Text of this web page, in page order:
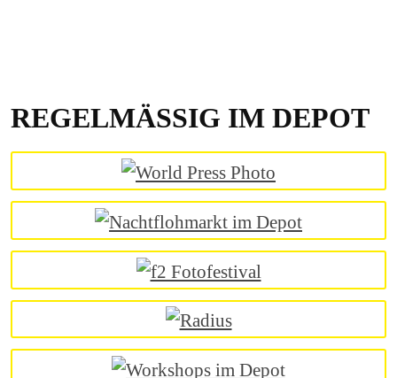
REGELMÄSSIG IM DEPOT